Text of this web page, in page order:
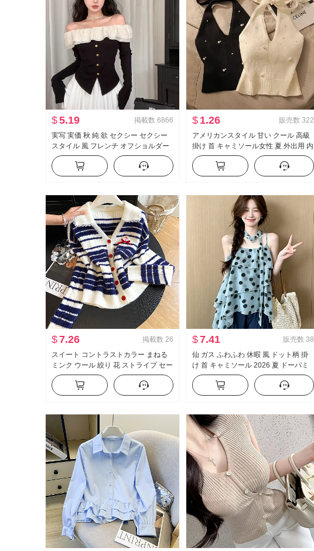
$5.19 掲載数 6866
実写 実価 秋 純 欲 セクシー セクシー
スタイル 風 フレンチ オフショルダー
長袖 Tシャツ 女性 フリル ウエストシ
ェイプ トップス
$ 1.26 販売数 322
アメリカンスタイル 甘い クール 高級
掛け 首 キャミソール女性 夏 外出用 内
かける インナーシャツ セクシースタ
イル ニット ベアトップ トップス
$7.26 掲載数 26
スイート コントラストカラー まねる
ミンク ウール 絞り 花 ストライプ セー
ター スリム効果 Vネック オープンカ
ラー レース ニット カーディガン
$7.41 販売数 38
仙 ガス ふわふわ 休暇 風 ドット柄 掛
け 首 キャミソール 2026 夏 ドーパミ
ン ケーキ ポンポン ベビーシャツ トッ
プス